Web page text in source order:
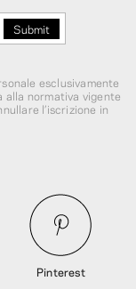
esclusivamente
normativa vigente
l’iscrizione in
Pinterest